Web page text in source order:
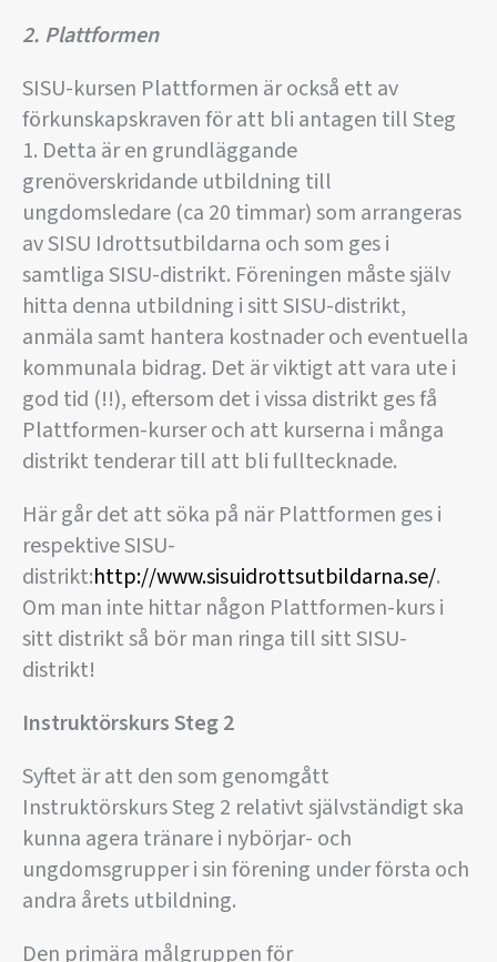
2. Plattformen
SISU-kursen Plattformen är också ett av
förkunskapskraven för att bli antagen till Steg
1. Detta är en grundläggande
grenöverskridande utbildning till
ungdomsledare (ca 20 timmar) som arrangeras
av SISU Idrottsutbildarna och som ges i
samtliga SISU-distrikt. Föreningen måste själv
hitta denna utbildning i sitt SISU-distrikt,
anmäla samt hantera kostnader och eventuella
kommunala bidrag. Det är viktigt att vara ute i
god tid (!!), eftersom det i vissa distrikt ges få
Plattformen-kurser och att kurserna i många
distrikt tenderar till att bli fulltecknade.
Här går det att söka på när Plattformen ges i
respektive SISU-
distrikt:http://www.sisuidrottsutbildarna.se/.
Om man inte hittar någon Plattformen-kurs i
sitt distrikt så bör man ringa till sitt SISU-
distrikt!
Instruktörskurs Steg 2
Syftet är att den som genomgått
Instruktörskurs Steg 2 relativt självständigt ska
kunna agera tränare i nybörjar- och
ungdomsgrupper i sin förening under första och
andra årets utbildning.
Den primära målgruppen för